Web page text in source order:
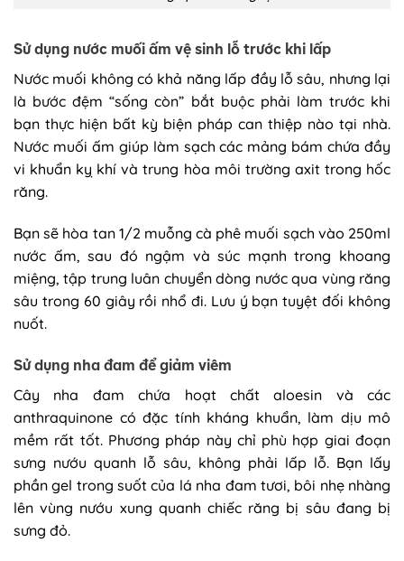
Sử dụng nước muối ấm vệ sinh lỗ trước khi lấp
Nước muối không có khả năng lấp đầy lỗ sâu, nhưng lại
là bước đệm “sống còn” bắt buộc phải làm trước khi
bạn thực hiện bất kỳ biện pháp can thiệp nào tại nhà.
Nước muối ấm giúp làm sạch các mảng bám chứa đầy
vi khuẩn kỵ khí và trung hòa môi trường axit trong hốc
răng.
Bạn sẽ hòa tan 1/2 muỗng cà phê muối sạch vào 250ml
nước ấm, sau đó ngậm và súc mạnh trong khoang
miệng, tập trung luân chuyển dòng nước qua vùng răng
sâu trong 60 giây rồi nhổ đi. Lưu ý bạn tuyệt đối không
nuốt.
Sử dụng nha đam để giảm viêm
Cây nha đam chứa hoạt chất aloesin và các
anthraquinone có đặc tính kháng khuẩn, làm dịu mô
mềm rất tốt. Phương pháp này chỉ phù hợp giai đoạn
sưng nướu quanh lỗ sâu, không phải lấp lỗ. Bạn lấy
phần gel trong suốt của lá nha đam tươi, bôi nhẹ nhàng
lên vùng nướu xung quanh chiếc răng bị sâu đang bị
sưng đỏ.